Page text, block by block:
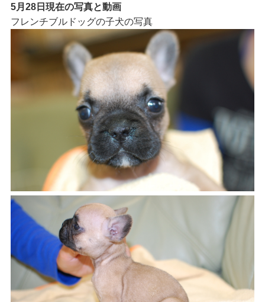
5月28日現在の写真と動画
フレンチブルドッグの子犬の写真